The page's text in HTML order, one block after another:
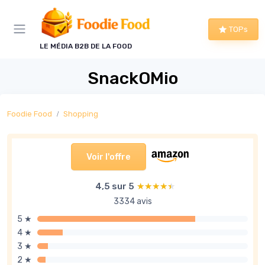
LE MÉDIA B2B DE LA FOOD
TOPs
SnackOMio
Foodie Food Shopping
Voir l'offre
4,5 sur 5 ★★★★★
★★★★★
3334 avis
5 ★
4 ★
3 ★
2 ★
Panneau de gestion des cookies